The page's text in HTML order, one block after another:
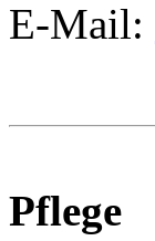
E-Mail:
Pflege